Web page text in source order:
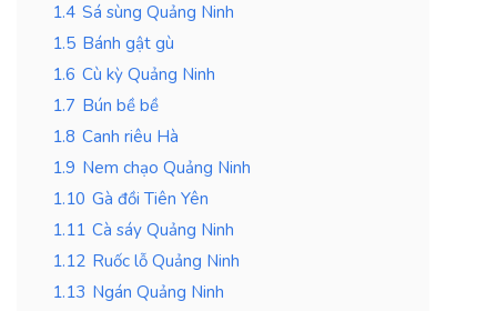
1.4 Sá sùng Quảng Ninh
1.5 Bánh gật gù
1.6 Cù kỳ Quảng Ninh
1.7 Bún bề bề
1.8 Canh riêu Hà
1.9 Nem chạo Quảng Ninh
1.10 Gà đồi Tiên Yên
1.11 Cà sáy Quảng Ninh
1.12 Ruốc lỗ Quảng Ninh
1.13 Ngán Quảng Ninh